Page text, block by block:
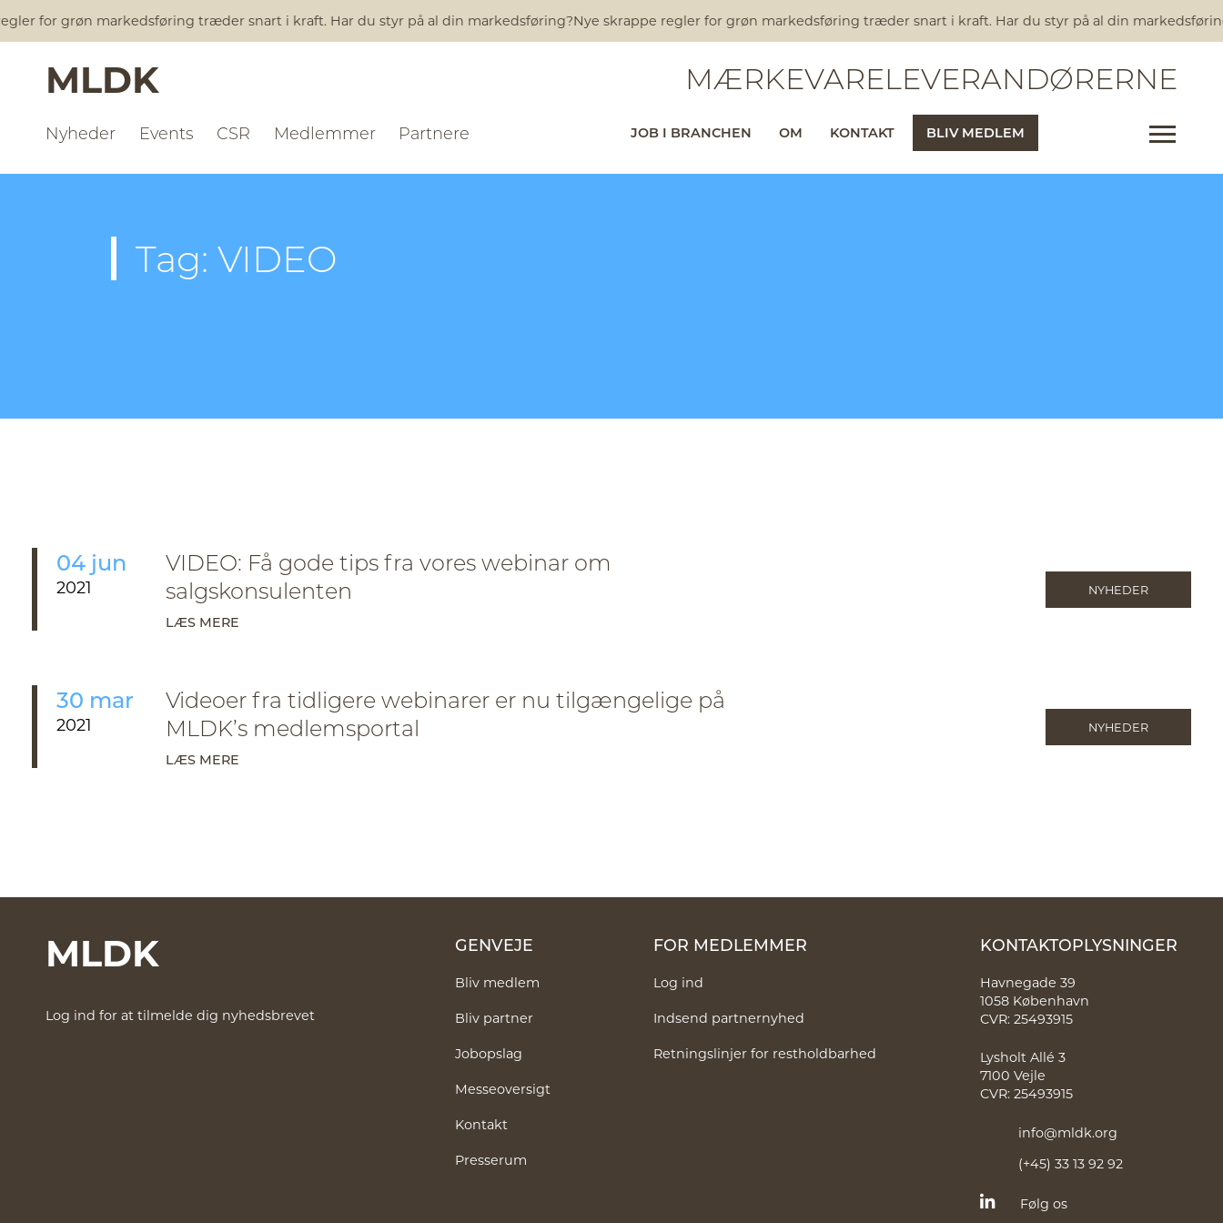
for grøn markedsføring træder snart i kraft. Har du styr på al din markedsføring?Nye skrappe regler for grøn markedsføring træder snart i kraft. Har du styr på al din
MLDK MÆRKEVARELEVERANDØRERNE
Nyheder Events CSR Medlemmer Partnere JOB I BRANCHEN OM KONTAKT BLIV MEDLEM
Tag: VIDEO
04 jun
2021
VIDEO: Få gode tips fra vores webinar om
salgskonsulenten
LÆS MERE
NYHEDER
30 mar
2021
Videoer fra tidligere webinarer er nu tilgængelige på
MLDK’s medlemsportal
LÆS MERE
NYHEDER
MLDK
Log ind for at tilmelde dig nyhedsbrevet
GENVEJE
Bliv medlem
Bliv partner
Jobopslag
Messeoversigt
Kontakt
Presserum
FOR MEDLEMMER
Log ind
Indsend partnernyhed
Retningslinjer for restholdbarhed
KONTAKTOPLYSNINGER
Havnegade 39
1058 København
CVR: 25493915
Lysholt Allé 3
7100 Vejle
CVR: 25493915
info@mldk.org
(+45) 33 13 92 92
Følg os